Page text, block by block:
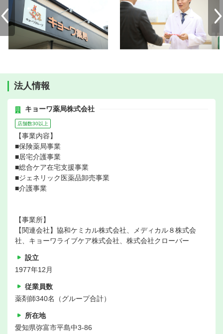
法人情報
キョーワ薬局株式会社
店舗数30以上
【事業内容】
■保険薬局事業
■居宅介護事業
■総合ケア在宅支援事業
■ジェネリック医薬品卸売事業
■介護事業
【事業所】
【関連会社】協和ケミカル株式会社、メディカル８株式会
社、キョーワライブケア株式会社、株式会社クローバー
設立
1977年12月
従業員数
薬剤師340名（グループ合計）
所在地
愛知県弥富市平島中3-86